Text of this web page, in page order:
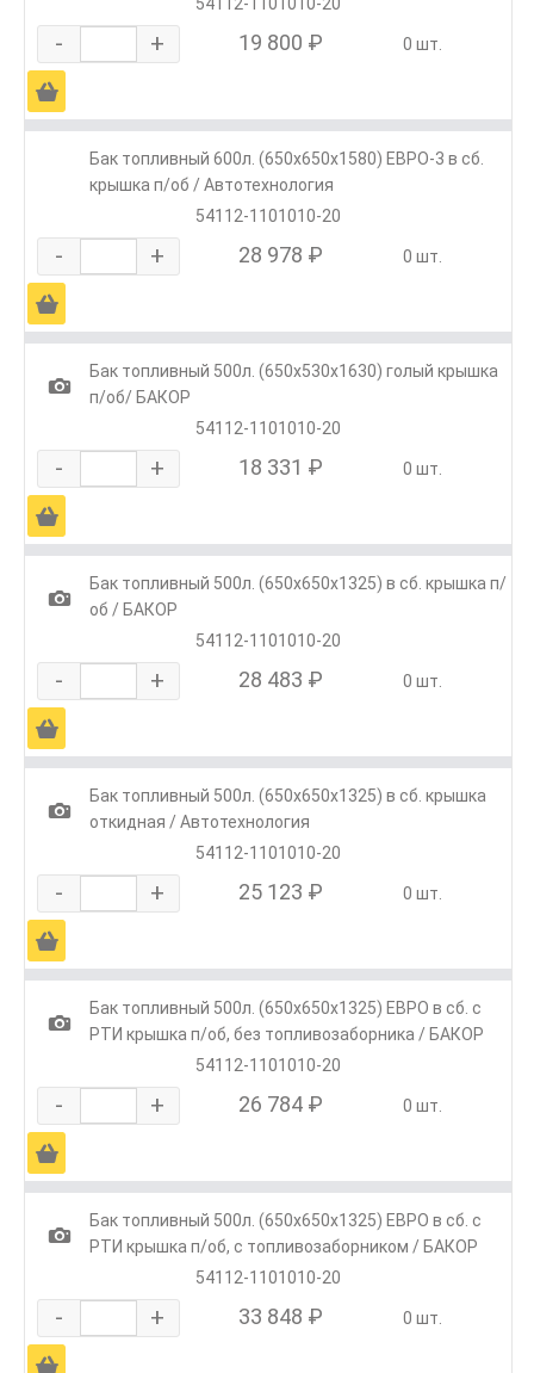
- + 19 800 ₽ 0 шт.
Ä
Бак топливный 600л. (650х650х1580) ЕВРО-3 в сб.
крышка п/об / Автотехнология
54112-1101010-20
- + 28 978 ₽ 0 шт.
Ä
1
Бак топливный 500л. (650х530х1630) голый крышка
п/об/ БАКОР
54112-1101010-20
- + 18 331 ₽ 0 шт.
Ä
1
Бак топливный 500л. (650х650х1325) в сб. крышка п/
об / БАКОР
54112-1101010-20
- + 28 483 ₽ 0 шт.
Ä
1
Бак топливный 500л. (650х650х1325) в сб. крышка
откидная / Автотехнология
54112-1101010-20
- + 25 123 ₽ 0 шт.
Ä
1
Бак топливный 500л. (650х650х1325) ЕВРО в сб. с
РТИ крышка п/об, без топливозаборника / БАКОР
54112-1101010-20
- + 26 784 ₽ 0 шт.
Ä
1
Бак топливный 500л. (650х650х1325) ЕВРО в сб. с
РТИ крышка п/об, с топливозаборником / БАКОР
54112-1101010-20
- + 33 848 ₽ 0 шт.
Ä